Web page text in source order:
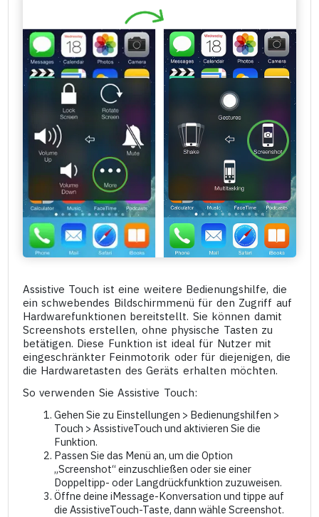
Assistive Touch ist eine weitere Bedienungshilfe, die
ein schwebendes Bildschirmmenü für den Zugriff auf
Hardwarefunktionen bereitstellt. Sie können damit
Screenshots erstellen, ohne physische Tasten zu
betätigen. Diese Funktion ist ideal für Nutzer mit
eingeschränkter Feinmotorik oder für diejenigen, die
die Hardwaretasten des Geräts erhalten möchten.
So verwenden Sie Assistive Touch:
Gehen Sie zu Einstellungen > Bedienungshilfen >
Touch > AssistiveTouch und aktivieren Sie die
Funktion.
Passen Sie das Menü an, um die Option
„Screenshot“ einzuschließen oder sie einer
Doppeltipp- oder Langdrückfunktion zuzuweisen.
Öffne deine iMessage-Konversation und tippe auf
die AssistiveTouch-Taste, dann wähle Screenshot.